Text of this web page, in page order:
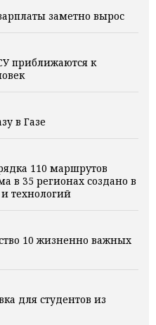
заметно вырос
приближаются к
в Газе
110 маршрутов
в 35 регионах создано в
технологий
10 жизненно важных
для студентов из